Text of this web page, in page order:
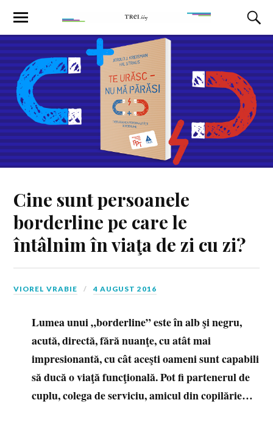
Cine sunt persoanele
borderline pe care le
întâlnim în viaţa de zi cu zi?
VIOREL VRABIE 4 AUGUST 2016
Lumea unui „borderline” este în alb şi negru,
acută, directă, fără nuanţe, cu atât mai
impresionantă, cu cât aceşti oameni sunt capabili
să ducă o viaţă funcţională. Pot fi partenerul de
cuplu, colega de serviciu, amicul din copilărie…